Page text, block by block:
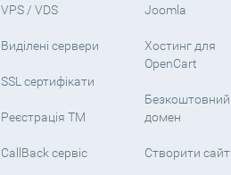
VPS / VDS
Виділені сервери
SSL сертифікати
Реєстрація ТМ
CallBack сервіс
Joomla
Хостинг для
OpenCart
Безкоштовний
домен
Створити сайт